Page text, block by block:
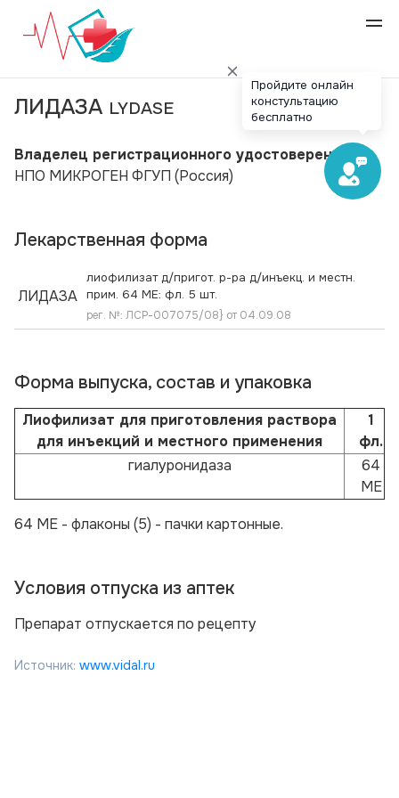
ЛИДАЗА LYDASE
Владелец регистрационного удостоверения:
НПО МИКРОГЕН ФГУП (Россия)
Лекарственная форма
ЛИДАЗА
лиофилизат д/пригот. р-ра д/инъекц. и местн.
прим. 64 МЕ: фл. 5 шт.
рег. №: ЛСР-007075/08} от 04.09.08
Форма выпуска, состав и упаковка
Лиофилизат для приготовления раствора
для инъекций и местного применения
1
фл.
гиалуронидаза
64
МЕ
64 МЕ - флаконы (5) - пачки картонные.
Условия отпуска из аптек
Препарат отпускается по рецепту
Источник: www.vidal.ru
Пройдите онлайн
констультацию
бесплатно